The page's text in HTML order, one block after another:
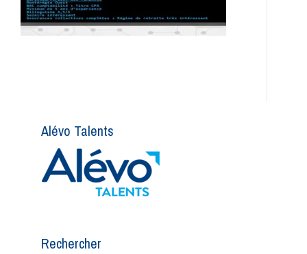
Alévo Talents
Rechercher